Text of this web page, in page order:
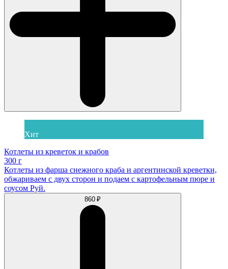
Хит
Котлеты из креветок и крабов
300 г
Котлеты из фарша снежного краба и аргентинской креветки,
обжариваем с двух сторон и подаем с картофельным пюре и
соусом Руй.
860 ₽